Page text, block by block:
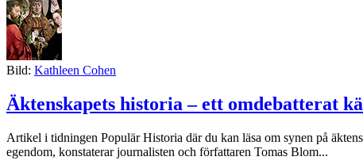
Bild: Kathleen Cohen
Äktenskapets historia – ett omdebatterat
Artikel i tidningen Populär Historia där du kan läsa om synen på
egendom, konstaterar journalisten och författaren Tomas Blom...